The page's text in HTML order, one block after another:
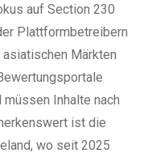
auf Section 230
Plattformbetreibern
Märkten
Inhalte nach
ist die
wo seit 2025